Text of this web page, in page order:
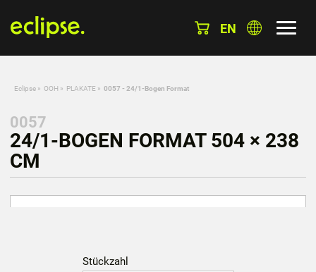
EN
Eclipse » OOH » PLAKATE » 0057 - 24/1-Bogen Format
0057
24/1-BOGEN FORMAT 504 × 238
CM
Stückzahl